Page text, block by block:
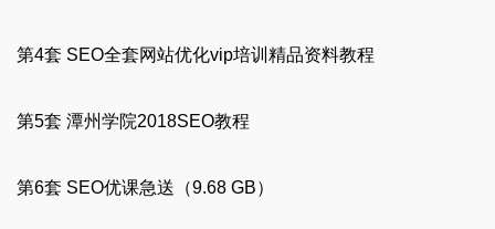
第4套 SEO全套网站优化vip培训精品资料教程
第5套 潭州学院2018SEO教程
第6套 SEO优课急送（9.68 GB）